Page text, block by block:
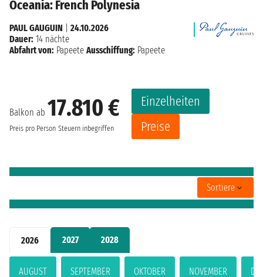
2026 2027 2028
AUGUST SEPTEMBER OKTOBER NOVEMBER
Oceania: French Polynesia
Balkon ab 17.810 €
Preis pro Person Steuern inbegriffen
Einzelheiten
Preise
PAUL GAUGUIN
24.10.2026
Dauer: 14 nächte
Abfahrt von: Papeete Ausschiffung: Papeete
Sortiere